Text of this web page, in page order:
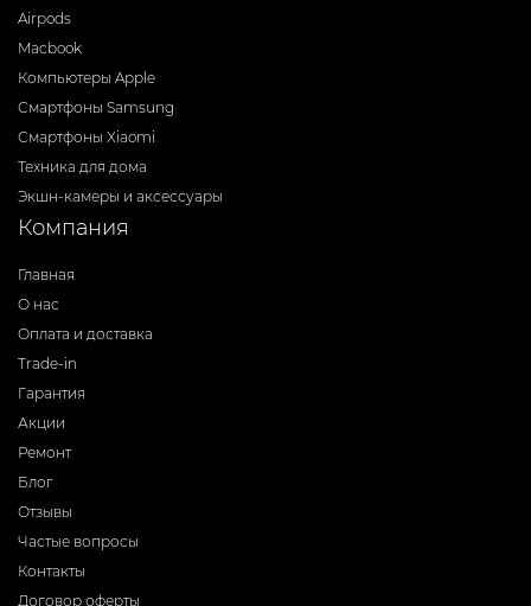
Airpods
Macbook
Компьютеры Apple
Смартфоны Samsung
Смартфоны Xiaomi
Техника для дома
Экшн-камеры и аксессуары
Компания
Главная
О нас
Оплата и доставка
Trade-in
Гарантия
Акции
Ремонт
Блог
Отзывы
Частые вопросы
Контакты
Договор оферты